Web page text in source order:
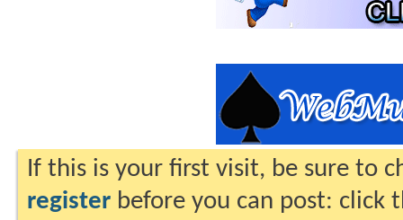
If this is your first visit, be sure to
register before you can post: click